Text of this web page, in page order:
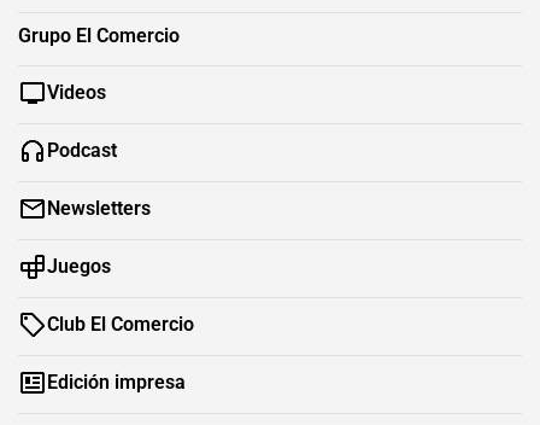
Grupo El Comercio
Videos
Podcast
Newsletters
Juegos
Club El Comercio
Edición impresa